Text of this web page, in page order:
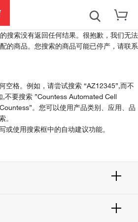
搜索没有返回任何结果。 很抱歉，我们无法
的商品。您搜索的商品可能已停产，请联系
空格。例如，请尝试搜索 “AZ12345”,而不
,不要搜索 ”Countess Automated Cell
。您可以使用产品类别、应用、品
。
或使用搜索框中的自动建议功能。